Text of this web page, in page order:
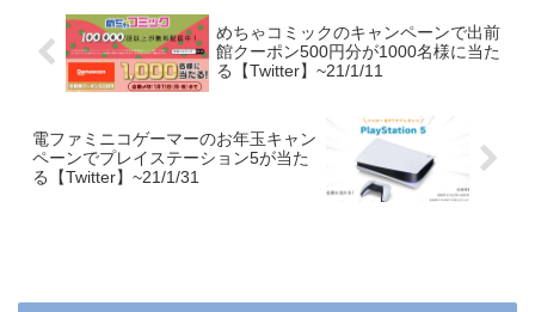
めちゃコミックのキャンペーンで出前
館クーポン500円分が1000名様に当た
る【Twitter】~21/1/11
電ファミニコゲーマーのお年玉キャン
ペーンでプレイステーション5が当た
る【Twitter】~21/1/31